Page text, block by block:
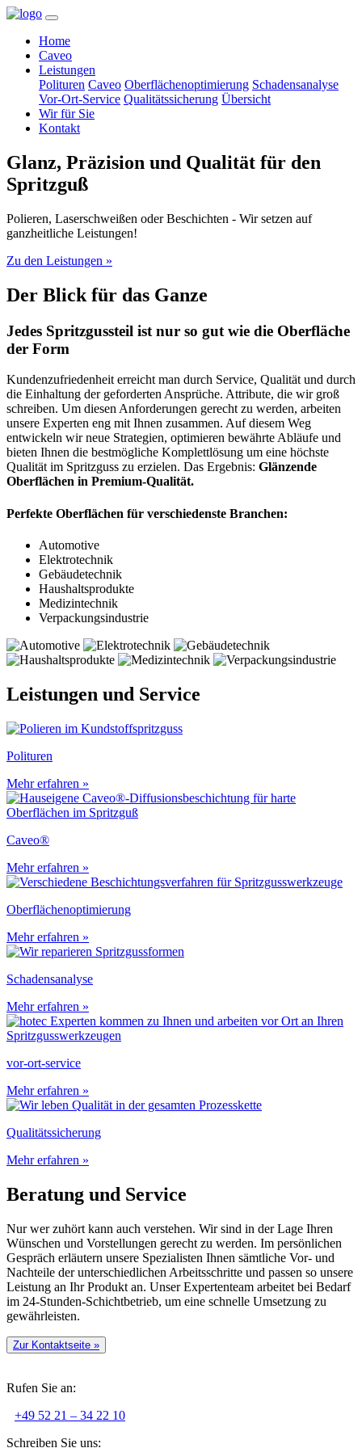
Home
Caveo
Leistungen
Polituren Caveo Oberflächenoptimierung Schadensanalyse
Vor-Ort-Service Qualitätssicherung Übersicht
Wir für Sie
Kontakt
Glanz, Präzision und Qualität für den
Spritzguß
Polieren, Laserschweißen oder Beschichten - Wir setzen auf
ganzheitliche Leistungen!
Zu den Leistungen »
Der Blick für das Ganze
Jedes Spritzgussteil ist nur so gut wie die Oberfläche
der Form
Kundenzufriedenheit erreicht man durch Service, Qualität und durch
die Einhaltung der geforderten Ansprüche. Attribute, die wir groß
schreiben. Um diesen Anforderungen gerecht zu werden, arbeiten
unsere Experten eng mit Ihnen zusammen. Auf diesem Weg
entwickeln wir neue Strategien, optimieren bewährte Abläufe und
bieten Ihnen die bestmögliche Komplettlösung um eine höchste
Qualität im Spritzguss zu erzielen. Das Ergebnis: Glänzende
Oberflächen in Premium-Qualität.
Perfekte Oberflächen für verschiedenste Branchen:
Automotive
Elektrotechnik
Gebäudetechnik
Haushaltsprodukte
Medizintechnik
Verpackungsindustrie
Leistungen und Service
Polituren
Mehr erfahren »
Caveo®
Mehr erfahren »
Oberflächen­optimierung
Mehr erfahren »
Schadens­analyse
Mehr erfahren »
vor-ort-service
Mehr erfahren »
Qualitäts­sicherung
Mehr erfahren »
Beratung und Service
Nur wer zuhört kann auch verstehen. Wir sind in der Lage Ihren
Wünschen und Vorstellungen gerecht zu werden. Im persönlichen
Gespräch erläutern unsere Spezialisten Ihnen sämtliche Vor- und
Nachteile der unterschiedlichen Arbeitsschritte und passen so unsere
Leistung an Ihr Produkt an. Unser Expertenteam arbeitet bei Bedarf
im 24-Stunden-Schichtbetrieb, um eine schnelle Umsetzung zu
gewährleisten.
Zur Kontaktseite »
Rufen Sie an:
+49 52 21 – 34 22 10
Schreiben Sie uns: